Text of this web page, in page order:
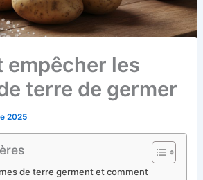
empêcher les
terre de germer
2025
de terre germent et comment